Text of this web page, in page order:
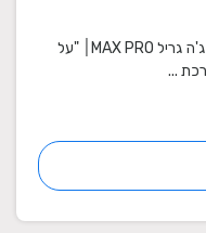
נינג'ה גריל MAX PRO - דגם AG653 נינג'ה גריל MAX PRO׀ "על
...